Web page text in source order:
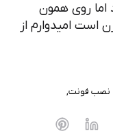
روی همون
است امیدوارم از
نصب فونت